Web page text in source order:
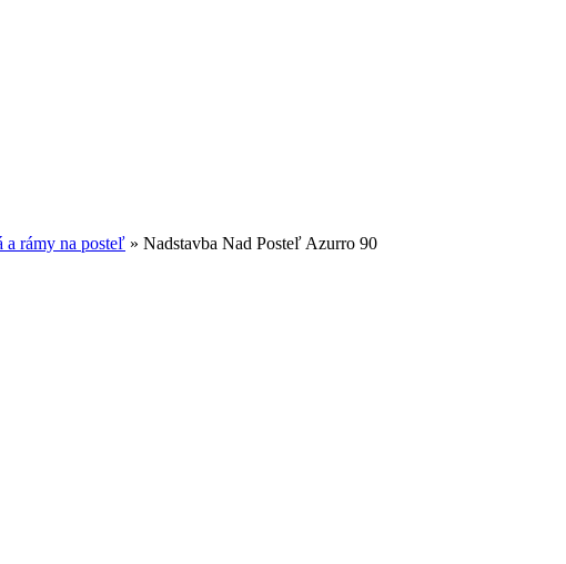
a rámy na posteľ » Nadstavba Nad Posteľ Azurro 90